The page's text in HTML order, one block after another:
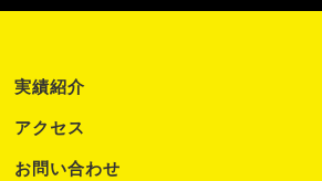
実績紹介
アクセス
お問い合わせ